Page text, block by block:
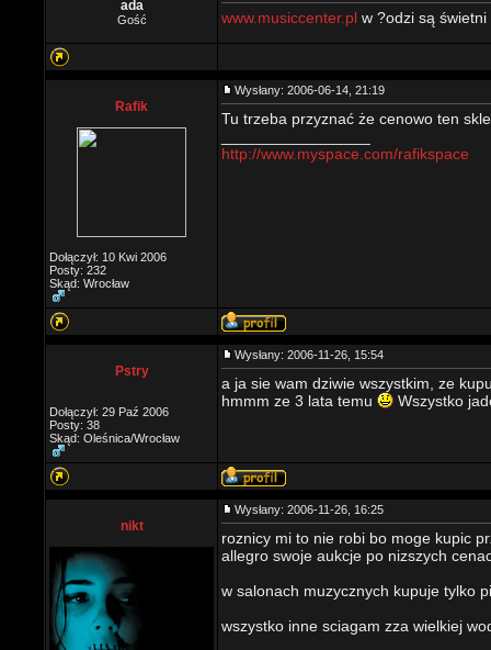
ada
Gość www.musiccenter.pl w ?odzi są świetni
Rafik
Dołączył: 10 Kwi 2006
Posty: 232
Skąd: Wrocław
Wysłany: 2006-06-14, 21:19
Tu trzeba przyznać że cenowo ten
http://www.myspace.com/rafikspace
Pstry
Dołączył: 29 Paź 2006
Posty: 38
Skąd: Oleśnica/Wrocław
Wysłany: 2006-11-26, 15:54
a ja sie wam dziwie wszystkim, ze
hmmm ze 3 lata temu
Wszystko
nikt
Wysłany: 2006-11-26, 16:25
roznicy mi to nie robi bo moge kupic
allegro swoje aukcje po nizszych
w salonach muzycznych kupuje tylko
wszystko inne sciagam zza wielkiej